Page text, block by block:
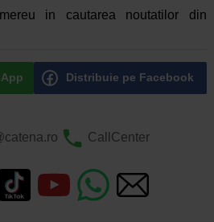
in cautarea noutatilor din
Distribuie pe Facebook
CallCenter